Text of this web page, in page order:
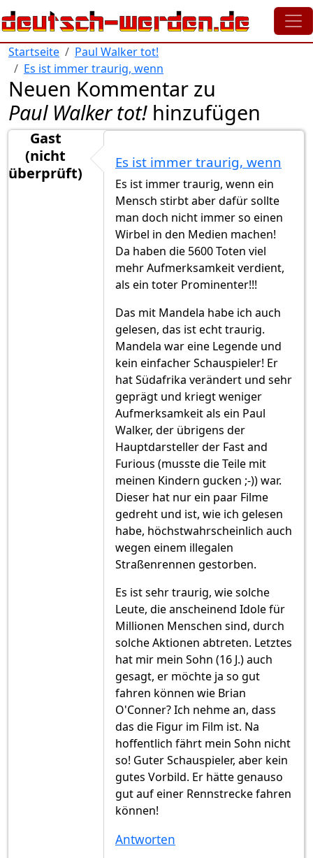
Direkt zum Inhalt
Startseite
Paul Walker tot!
Es ist immer traurig, wenn
Neuen Kommentar zu
Paul Walker tot! hinzufügen
Gast
(nicht
überprüft)
Es ist immer traurig, wenn
Es ist immer traurig, wenn ein
Mensch stirbt aber dafür sollte
man doch nicht immer so einen
Wirbel in den Medien machen!
Da haben die 5600 Toten viel
mehr Aufmerksamkeit verdient,
als ein toter Prominenter!!!
Das mit Mandela habe ich auch
gelesen, das ist echt traurig.
Mandela war eine Legende und
kein einfacher Schauspieler! Er
hat Südafrika verändert und sehr
geprägt und kriegt weniger
Aufmerksamkeit als ein Paul
Walker, der übrigens der
Hauptdarsteller der Fast and
Furious (musste die Teile mit
meinen Kindern gucken ;-)) war.
Dieser hat nur ein paar Filme
gedreht und ist, wie ich gelesen
habe, höchstwahrscheinlich auch
wegen einem illegalen
Straßenrennen gestorben.
Es ist sehr traurig, wie solche
Leute, die anscheinend Idole für
Millionen Menschen sind, durch
solche Aktionen abtreten. Letztes
hat mir mein Sohn (16 J.) auch
gesagt, er möchte ja so gut
fahren können wie Brian
O'Conner? Ich nehme an, dass
das die Figur im Film ist. Na
hoffentlich fährt mein Sohn nicht
so! Guter Schauspieler, aber kein
gutes Vorbild. Er hätte genauso
gut auf einer Rennstrecke fahren
können!
Antworten